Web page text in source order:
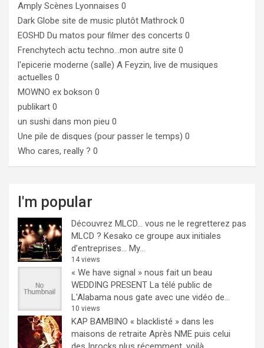
Amply Scènes Lyonnaises 0
Dark Globe site de music plutôt Mathrock 0
EOSHD Du matos pour filmer des concerts 0
Frenchytech actu techno…mon autre site 0
l'epicerie moderne (salle) A Feyzin, live de musiques
actuelles 0
MOWNO ex bokson 0
publikart 0
un sushi dans mon pieu 0
Une pile de disques (pour passer le temps) 0
Who cares, really ? 0
I'm popular
Découvrez MLCD… vous ne le regretterez pas
MLCD ? Kesako ce groupe aux initiales
d’entreprises… My...
14 views
« We have signal » nous fait un beau
WEDDING PRESENT La télé public de
L'Alabama nous gate avec une vidéo de...
10 views
KAP BAMBINO « blacklisté » dans les
maisons de retraite Après NME puis celui